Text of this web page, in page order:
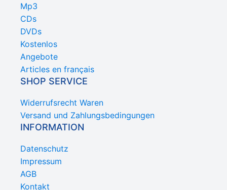
Mp3
CDs
DVDs
Kostenlos
Angebote
Articles en français
SHOP SERVICE
Widerrufsrecht Waren
Versand und Zahlungsbedingungen
INFORMATION
Datenschutz
Impressum
AGB
Kontakt